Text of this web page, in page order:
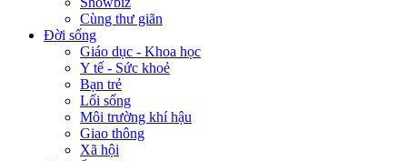
Cùng thư giãn
Đời sống
Giáo dục - Khoa học
Y tế - Sức khoẻ
Bạn trẻ
Lối sống
Môi trường khí hậu
Giao thông
Xã hội